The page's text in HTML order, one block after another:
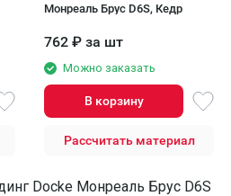
Монреаль Брус D6S, Кедр
762 ₽ за шт
Можно заказать
В корзину
Рассчитать материал
Docke Монреаль Брус D6S